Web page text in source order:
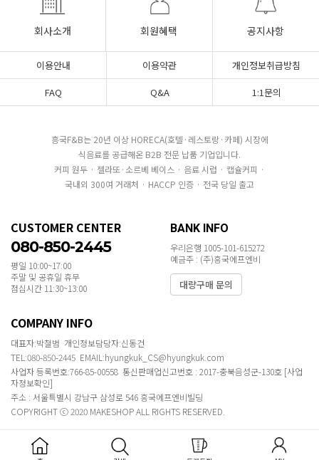
회사소개 회원혜택 공지사항
이용안내 이용약관
개인정보취급방침
FAQ
Q&A 1:1문의
흥국F&B는 20년 이상 HORECA(호텔·레스토랑·카페) 시장에
식음료를 공급해온 B2B 전문 납품 기업입니다.
커피 원두 · 젤라또·소르베 베이스 · 음료 시럽 · 캡슐커피 ·
국내외 300여 거래처 · HACCP 인증 · 전국 당일 출고
CUSTOMER CENTER
080-850-2445
평일 10:00~17:00
주말 및 공휴일 휴무
점심시간 11:30~13:00
BANK INFO
우리은행 1005-101-615272
예금주 : (주)흥국에프엔비
대량구매 문의
COMPANY INFO
대표자:박철범 개인정보담당자:신동건
TEL:080-850-2445 EMAIL:hyungkuk_CS@hyungkuk.com
사업자 등록번호:766-85-00558 통신판매업신고번호 : 2017-충북음성군-130호 [사업
자정보확인]
주소 : 서울특별시 강남구 삼성로 546 흥국에프엔비빌딩
COPYRIGHT ⓒ 2020 MAKESHOP ALL RIGHTS RESERVED.